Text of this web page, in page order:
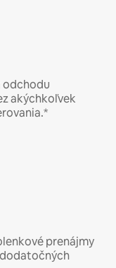
odchodu
akýchkoľvek
prenájmy